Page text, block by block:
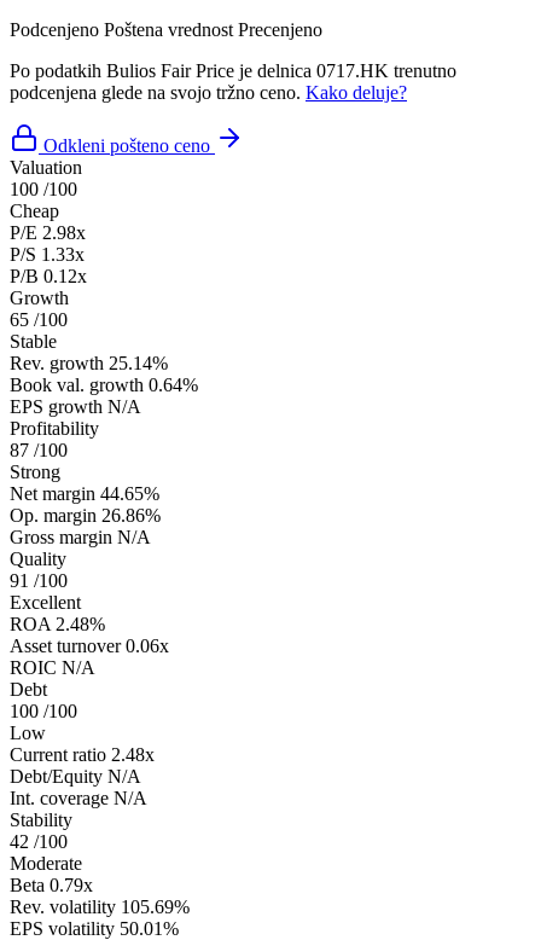
Podcenjeno Poštena vrednost Precenjeno
Po podatkih Bulios Fair Price je delnica 0717.HK trenutno
podcenjena glede na svojo tržno ceno. Kako deluje?
Odkleni pošteno ceno
Valuation
100 /100
Cheap
P/E 2.98x
P/S 1.33x
P/B 0.12x
Growth
65 /100
Stable
Rev. growth 25.14%
Book val. growth 0.64%
EPS growth N/A
Profitability
87 /100
Strong
Net margin 44.65%
Op. margin 26.86%
Gross margin N/A
Quality
91 /100
Excellent
ROA 2.48%
Asset turnover 0.06x
ROIC N/A
Debt
100 /100
Low
Current ratio 2.48x
Debt/Equity N/A
Int. coverage N/A
Stability
42 /100
Moderate
Beta 0.79x
Rev. volatility 105.69%
EPS volatility 50.01%